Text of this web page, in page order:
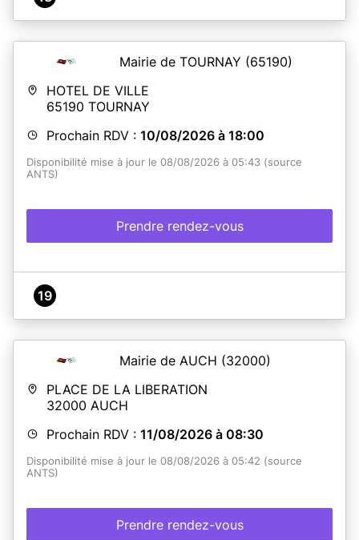
Mairie de TOURNAY (65190)
HOTEL DE VILLE
65190 TOURNAY
Prochain RDV : 10/08/2026 à 18:00
Disponibilité mise à jour le 08/08/2026 à 05:43 (source
ANTS)
Prendre rendez-vous
19
Mairie de AUCH (32000)
PLACE DE LA LIBERATION
32000 AUCH
Prochain RDV : 11/08/2026 à 08:30
Disponibilité mise à jour le 08/08/2026 à 05:42 (source
ANTS)
Prendre rendez-vous